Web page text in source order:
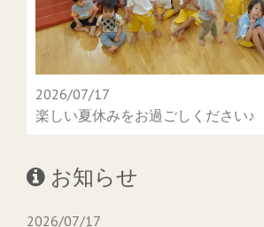
2026/07/17
楽しい夏休みをお過ごしください♪
お知らせ
2026/07/17